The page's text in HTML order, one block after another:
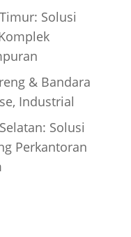
Solusi
& Bandara
Industrial
Solusi
Perkantoran